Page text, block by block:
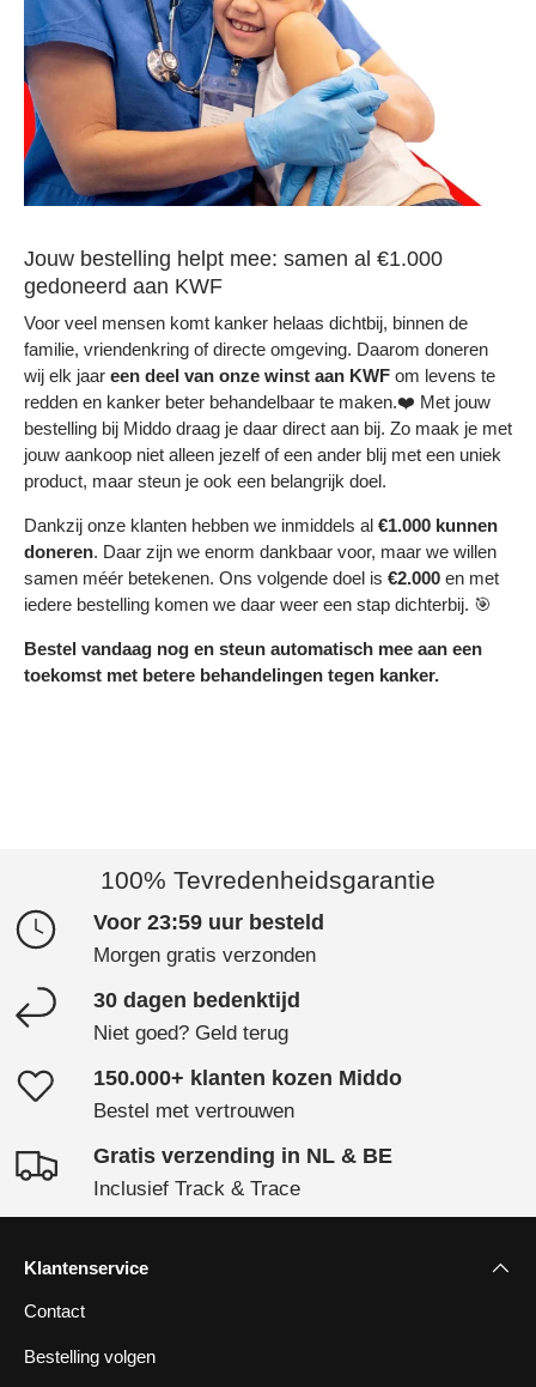
Jouw bestelling helpt mee: samen al €1.000
gedoneerd aan KWF
Voor veel mensen komt kanker helaas dichtbij, binnen de
familie, vriendenkring of directe omgeving. Daarom doneren
wij elk jaar een deel van onze winst aan KWF om levens te
redden en kanker beter behandelbaar te maken.❤️ Met jouw
bestelling bij Middo draag je daar direct aan bij. Zo maak je met
jouw aankoop niet alleen jezelf of een ander blij met een uniek
product, maar steun je ook een belangrijk doel.
Dankzij onze klanten hebben we inmiddels al €1.000 kunnen
doneren. Daar zijn we enorm dankbaar voor, maar we willen
samen méér betekenen. Ons volgende doel is €2.000 en met
iedere bestelling komen we daar weer een stap dichterbij. 🎯
Bestel vandaag nog en steun automatisch mee aan een
toekomst met betere behandelingen tegen kanker.
100% Tevredenheidsgarantie
Voor 23:59 uur besteld
Morgen gratis verzonden
30 dagen bedenktijd
Niet goed? Geld terug
150.000+ klanten kozen Middo
Bestel met vertrouwen
Gratis verzending in NL & BE
Inclusief Track & Trace
Klantenservice
Contact
Bestelling volgen